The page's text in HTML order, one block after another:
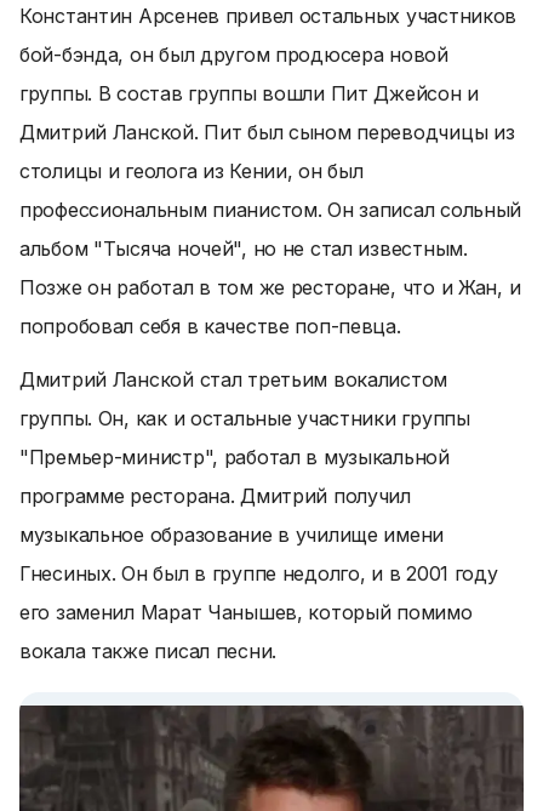
Константин Арсенев привел остальных участников
бой-бэнда, он был другом продюсера новой
группы. В состав группы вошли Пит Джейсон и
Дмитрий Ланской. Пит был сыном переводчицы из
столицы и геолога из Кении, он был
профессиональным пианистом. Он записал сольный
альбом "Тысяча ночей", но не стал известным.
Позже он работал в том же ресторане, что и Жан, и
попробовал себя в качестве поп-певца.
Дмитрий Ланской стал третьим вокалистом
группы. Он, как и остальные участники группы
"Премьер-министр", работал в музыкальной
программе ресторана. Дмитрий получил
музыкальное образование в училище имени
Гнесиных. Он был в группе недолго, и в 2001 году
его заменил Марат Чанышев, который помимо
вокала также писал песни.